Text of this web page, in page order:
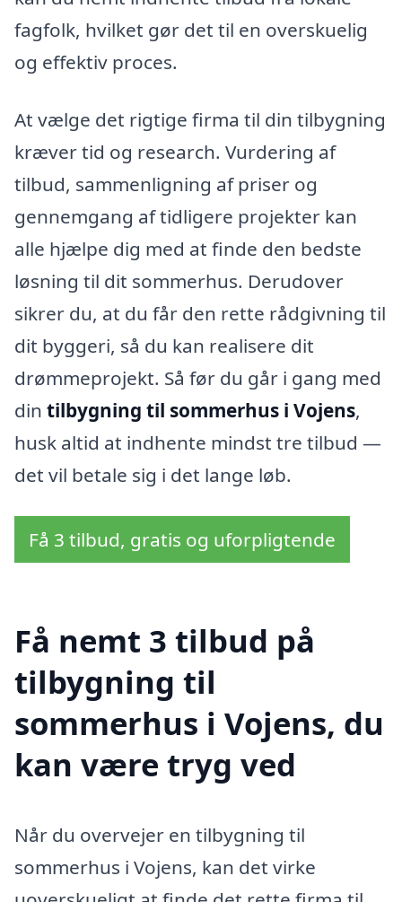
fagfolk, hvilket gør det til en overskuelig
og effektiv proces.
At vælge det rigtige firma til din tilbygning
kræver tid og research. Vurdering af
tilbud, sammenligning af priser og
gennemgang af tidligere projekter kan
alle hjælpe dig med at finde den bedste
løsning til dit sommerhus. Derudover
sikrer du, at du får den rette rådgivning til
dit byggeri, så du kan realisere dit
drømmeprojekt. Så før du går i gang med
din tilbygning til sommerhus i Vojens,
husk altid at indhente mindst tre tilbud —
det vil betale sig i det lange løb.
Få 3 tilbud, gratis og uforpligtende
Få nemt 3 tilbud på
tilbygning til
sommerhus i Vojens, du
kan være tryg ved
Når du overvejer en tilbygning til
sommerhus i Vojens, kan det virke